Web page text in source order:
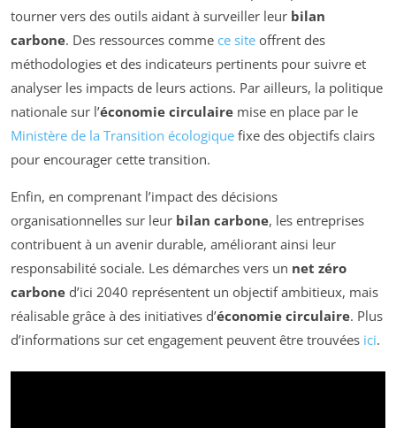
tourner vers des outils aidant à surveiller leur bilan
carbone. Des ressources comme ce site offrent des
méthodologies et des indicateurs pertinents pour suivre et
analyser les impacts de leurs actions. Par ailleurs, la politique
nationale sur l’économie circulaire mise en place par le
Ministère de la Transition écologique fixe des objectifs clairs
pour encourager cette transition.
Enfin, en comprenant l’impact des décisions
organisationnelles sur leur bilan carbone, les entreprises
contribuent à un avenir durable, améliorant ainsi leur
responsabilité sociale. Les démarches vers un net zéro
carbone d’ici 2040 représentent un objectif ambitieux, mais
réalisable grâce à des initiatives d’économie circulaire. Plus
d’informations sur cet engagement peuvent être trouvées ici.